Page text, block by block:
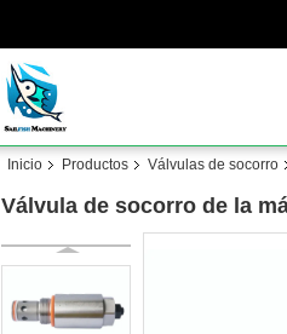
Inicio Productos Válvulas de socorro
Válvula de socorro de la